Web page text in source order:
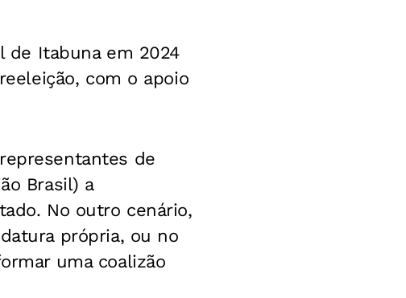
de Itabuna em 2024
com o apoio
de
Brasil) a
No outro cenário,
própria, ou no
uma coalizão